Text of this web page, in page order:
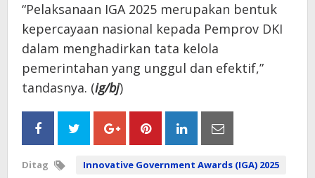
“Pelaksanaan IGA 2025 merupakan bentuk
kepercayaan nasional kepada Pemprov DKI
dalam menghadirkan tata kelola
pemerintahan yang unggul dan efektif,”
tandasnya. (ig/bj)
Ditag
Innovative Government Awards (IGA) 2025